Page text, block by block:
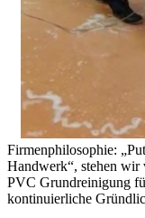
Firmenphilosophie:
Handwerk“, stehen wir
PVC Grundreinigung
kontinuierliche